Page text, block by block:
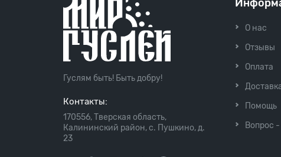
Гуслям быть! Быть добру!
Контакты:
170556, Тверская область,
Калининский район, с. Пушкино, д.
23
О нас
Отзывы
Оплата
Помощь
Вопрос -